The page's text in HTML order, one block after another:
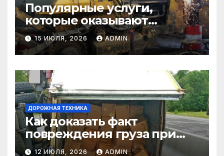
Популярные услуги,
которые оказывают
самосвалы в строительстве
и логистике
15 ИЮЛЯ, 2026 ADMIN
ДОРОЖНАЯ ТЕХНИКА
Как доказать факт
повреждения груза при
страховом случае
12 ИЮЛЯ, 2026 ADMIN